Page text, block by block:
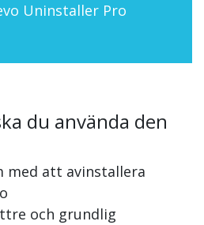
Uninstaller Pro
du använda den
med att avinstallera
och grundlig